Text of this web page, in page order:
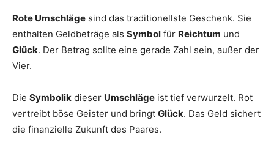
Rote Umschläge sind das traditionellste Geschenk. Sie
enthalten Geldbeträge als Symbol für Reichtum und
Glück. Der Betrag sollte eine gerade Zahl sein, außer der
Vier.
Die Symbolik dieser Umschläge ist tief verwurzelt. Rot
vertreibt böse Geister und bringt Glück. Das Geld sichert
die finanzielle Zukunft des Paares.